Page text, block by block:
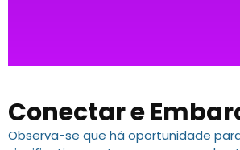
Conectar e
Observa-se que há oportunidade